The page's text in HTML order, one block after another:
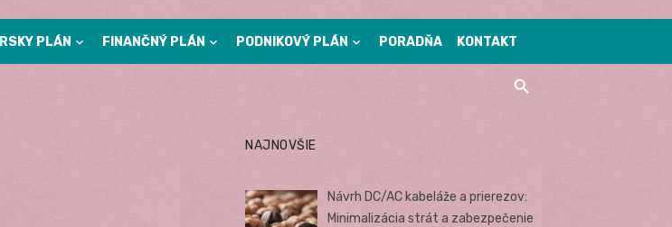
PLÁN FINANČNÝ PLÁN PODNIKOVÝ PLÁN PORADŇA KONTAKT
NAJNOVŠIE
Návrh DC/AC kabeláže a prierezov:
Minimalizácia strát a zabezpečenie